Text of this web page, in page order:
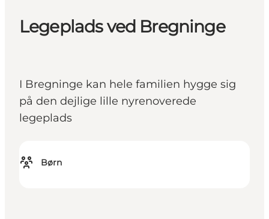
Legeplads ved Bregninge
I Bregninge kan hele familien hygge sig
på den dejlige lille nyrenoverede
legeplads
Børn